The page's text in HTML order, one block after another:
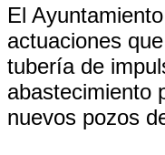
El
actuaciones
tubería de
abastecimiento
nuevos pozos